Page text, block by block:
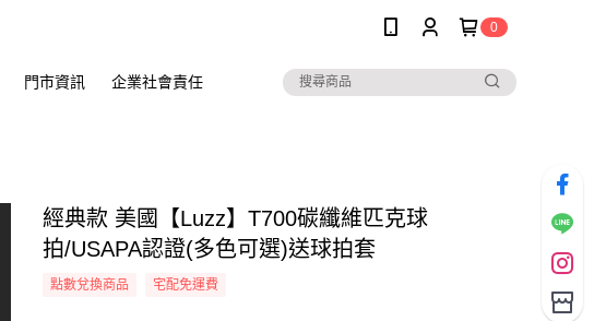
0
門市資訊 企業社會責任
經典款 美國【Luzz】T700碳纖維匹克球
拍/USAPA認證(多色可選)送球拍套
點數兌換商品 宅配免運費